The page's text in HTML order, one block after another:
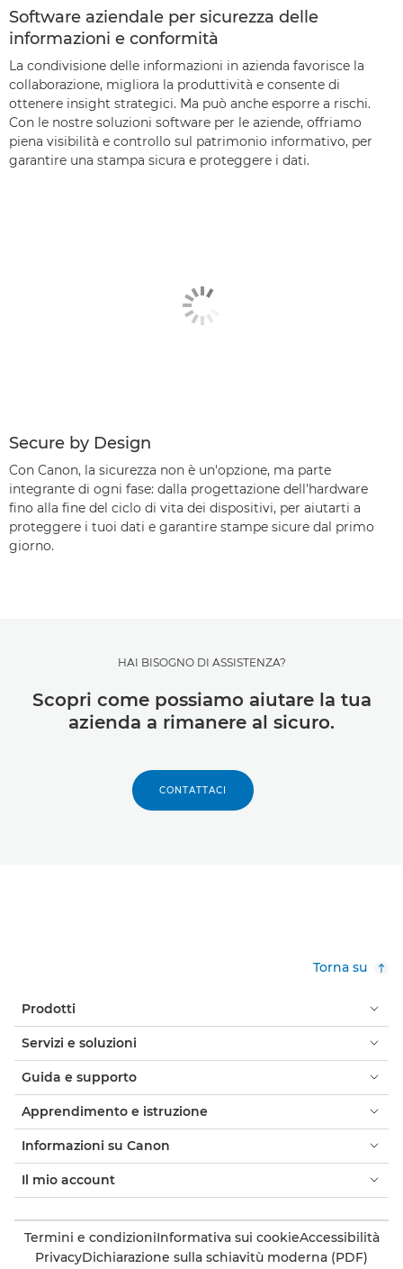
Software aziendale per sicurezza delle
informazioni e conformità
La condivisione delle informazioni in azienda favorisce la
collaborazione, migliora la produttività e consente di
ottenere insight strategici. Ma può anche esporre a rischi.
Con le nostre soluzioni software per le aziende, offriamo
piena visibilità e controllo sul patrimonio informativo, per
garantire una stampa sicura e proteggere i dati.
Secure by Design
Con Canon, la sicurezza non è un'opzione, ma parte
integrante di ogni fase: dalla progettazione dell'hardware
fino alla fine del ciclo di vita dei dispositivi, per aiutarti a
proteggere i tuoi dati e garantire stampe sicure dal primo
giorno.
HAI BISOGNO DI ASSISTENZA?
Scopri come possiamo aiutare la tua
azienda a rimanere al sicuro.
CONTATTACI
Torna su
Prodotti
Servizi e soluzioni
Guida e supporto
Apprendimento e istruzione
Informazioni su Canon
Il mio account
Termini e condizioniInformativa sui cookieAccessibilità
PrivacyDichiarazione sulla schiavitù moderna (PDF)